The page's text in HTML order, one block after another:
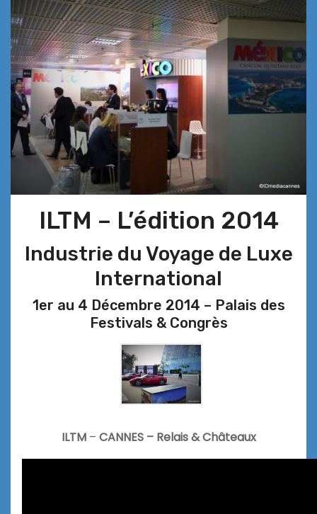
ILTM – L’édition 2014
Industrie du Voyage de Luxe
International
1er au 4 Décembre 2014 – Palais des
Festivals & Congrès
ILTM– CANNES – Relais & Châteaux